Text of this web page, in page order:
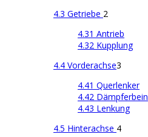
4.3 Getriebe 2
4.31 Antrieb
4.32 Kupplung
4.4 Vorderachse3
4.41 Querlenker
4.42 Dämpferbein
4.43 Lenkung
4.5 Hinterachse 4